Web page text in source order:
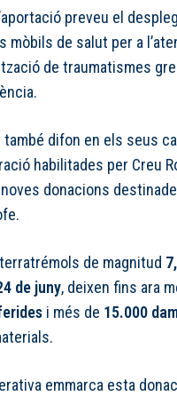
preveu el
mòbils de salut per a
de traumatismes
també difon en els seus
habilitades per Creu
donacions
de magnitud
de juny, deixen fins ara
i més de 15.000
emmarca esta